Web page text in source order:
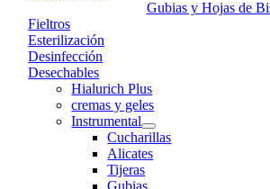
Gubias y Hojas de
Fieltros
Esterilización
Desinfección
Desechables
Hialurich Plus
cremas y geles
Instrumental
Cucharillas
Alicates
Tijeras
Gubias